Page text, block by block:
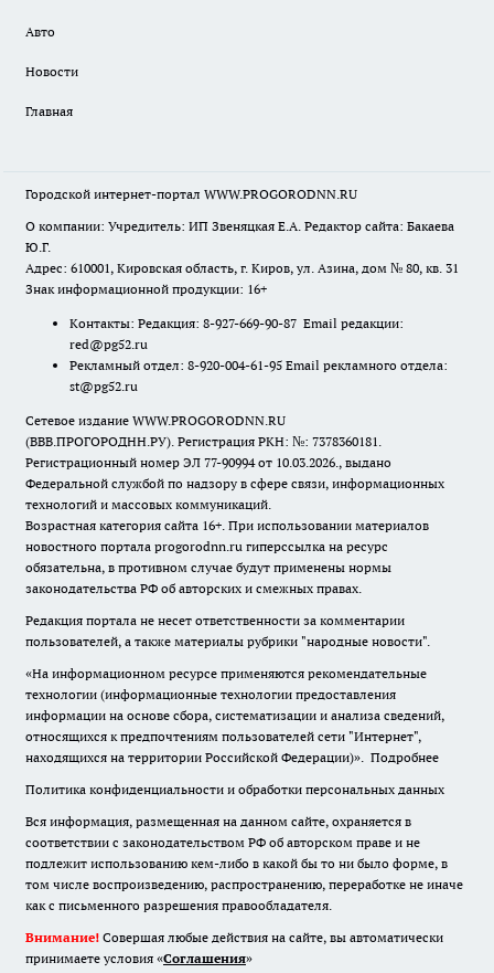
Авто
Новости
Главная
Городской интернет-портал WWW.PROGORODNN.RU
О компании: Учредитель: ИП Звеняцкая Е.А. Редактор сайта: Бакаева
Ю.Г.
Адрес: 610001, Кировская область, г. Киров, ул. Азина, дом № 80, кв. 31
Знак информационной продукции: 16+
Контакты: Редакция: 8-927-669-90-87 Email редакции:
red@pg52.ru
Рекламный отдел: 8-920-004-61-95 Email рекламного отдела:
st@pg52.ru
Сетевое издание WWW.PROGORODNN.RU
(ВВВ.ПРОГОРОДНН.РУ). Регистрация РКН: №: 7378360181.
Регистрационный номер ЭЛ 77-90994 от 10.03.2026., выдано
Федеральной службой по надзору в сфере связи, информационных
технологий и массовых коммуникаций.
Возрастная категория сайта 16+. При использовании материалов
новостного портала progorodnn.ru гиперссылка на ресурс
обязательна, в противном случае будут применены нормы
законодательства РФ об авторских и смежных правах.
Редакция портала не несет ответственности за комментарии
пользователей, а также материалы рубрики "народные новости".
«На информационном ресурсе применяются рекомендательные
технологии (информационные технологии предоставления
информации на основе сбора, систематизации и анализа сведений,
относящихся к предпочтениям пользователей сети "Интернет",
находящихся на территории Российской Федерации)». Подробнее
Политика конфиденциальности и обработки персональных данных
Вся информация, размещенная на данном сайте, охраняется в
соответствии с законодательством РФ об авторском праве и не
подлежит использованию кем-либо в какой бы то ни было форме, в
том числе воспроизведению, распространению, переработке не иначе
как с письменного разрешения правообладателя.
Внимание! Совершая любые действия на сайте, вы автоматически
принимаете условия «Cоглашения»